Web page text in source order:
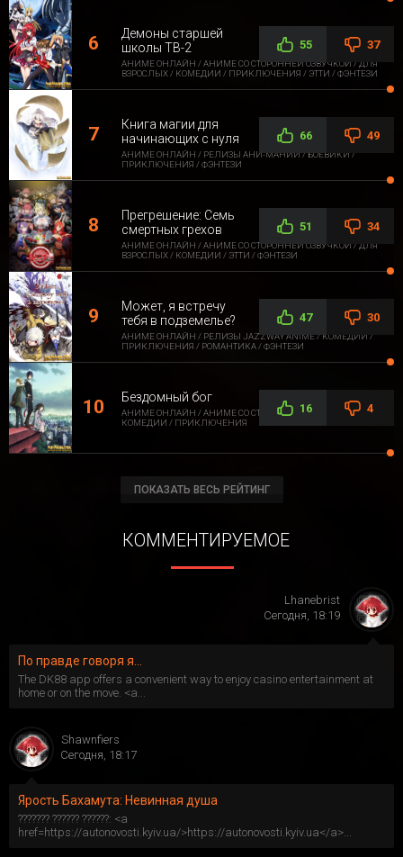
Демоны старшей
школы ТВ-2
АНИМЕ ОНЛАЙН / АНИМЕ СО СТОРОННЕЙ ОЗВУЧКОЙ / ДЛЯ
ВЗРОСЛЫХ / КОМЕДИИ / ПРИКЛЮЧЕНИЯ / ЭТТИ / ФЭНТЕЗИ
55 37
Книга магии для
начинающих с нуля
АНИМЕ ОНЛАЙН / РЕЛИЗЫ АНИ-МАНИИ / БОЕВИКИ /
ПРИКЛЮЧЕНИЯ / ФЭНТЕЗИ
66 49
Прегрешение: Семь
смертных грехов
АНИМЕ ОНЛАЙН / АНИМЕ СО СТОРОННЕЙ ОЗВУЧКОЙ / ДЛЯ
ВЗРОСЛЫХ / КОМЕДИИ / ЭТТИ / ФЭНТЕЗИ
51 34
Может, я встречу
тебя в подземелье?
АНИМЕ ОНЛАЙН / РЕЛИЗЫ JAZZWAY ANIME / КОМЕДИИ /
ПРИКЛЮЧЕНИЯ / РОМАНТИКА / ФЭНТЕЗИ
47 30
Бездомный бог
АНИМЕ ОНЛАЙН / АНИМЕ СО СТОРОННЕЙ ОЗВУЧКОЙ /
КОМЕДИИ / ПРИКЛЮЧЕНИЯ
16 4
ПОКАЗАТЬ ВЕСЬ РЕЙТИНГ
КОММЕНТИРУЕМОЕ
По правде говоря я...
The DK88 app offers a convenient way to enjoy casino entertainment at
home or on the move. <a...
Lhanebrist
Сегодня, 18:19
Ярость Бахамута: Невинная душа
??????? ?????? ??????: <a
href=https://autonovosti.kyiv.ua/>https://autonovosti.kyiv.ua</a>...
Shawnfiers
Сегодня, 18:17